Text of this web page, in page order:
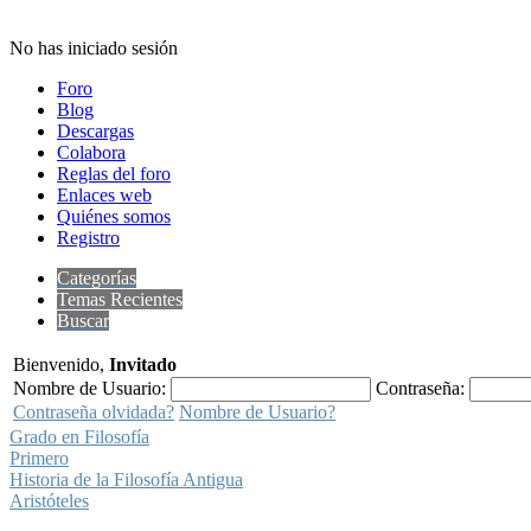
No has iniciado sesión
Foro
Blog
Descargas
Colabora
Reglas del foro
Enlaces web
Quiénes somos
Registro
Categorías
Temas Recientes
Buscar
Bienvenido, Invitado
Nombre de Usuario:
Contraseña:
Contraseña olvidada? Nombre de Usuario?
Grado en Filosofía
Primero
Historia de la Filosofía Antigua
Aristóteles